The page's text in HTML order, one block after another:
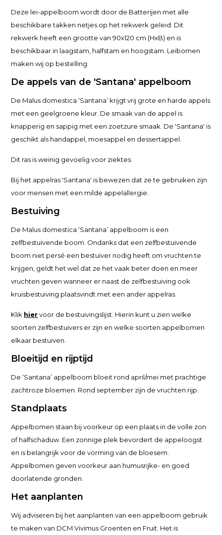
Deze lei-appelboom wordt door de Batterijen met alle
beschikbare takken netjes op het rekwerk geleid. Dit
rekwerk heeft een grootte van 90x120 cm (HxB) en is
beschikbaar in laagstam, halfstam en hoogstam. Leibomen
maken wij op bestelling.
De appels van de 'Santana' appelboom
De Malus domestica ‘Santana’ krijgt vrij grote en harde appels
met een geelgroene kleur. De smaak van de appel is
knapperig en sappig met een zoetzure smaak. De 'Santana' is
geschikt als handappel, moesappel en dessertappel.
Dit ras is weinig gevoelig voor ziektes.
Bij het appelras 'Santana' is bewezen dat ze te gebruiken zijn
voor mensen met een milde appelallergie.
Bestuiving
De Malus domestica ‘Santana’ appelboom is een
zelfbestuivende boom. Ondanks dat een zelfbestuivende
boom niet persé een bestuiver nodig heeft om vruchten te
krijgen, geldt het wel dat ze het vaak beter doen en meer
vruchten geven wanneer er naast de zelfbestuiving ook
kruisbestuiving plaatsvindt met een ander appelras.
Klik hiervoor de bestuivingslijst. Hierin kunt u zien welke
soorten zelfbestuivers er zijn en welke soorten appelbomen
elkaar bestuiven.
Bloeitijd en rijptijd
De ‘Santana’ appelboom bloeit rond april/mei met prachtige
zachtroze bloemen. Rond september zijn de vruchten rijp.
Standplaats
Appelbomen staan bij voorkeur op een plaats in de volle zon
of halfschaduw. Een zonnige plek bevordert de appeloogst
en is belangrijk voor de vorming van de bloesem.
Appelbomen geven voorkeur aan humusrijke- en goed
doorlatende gronden.
Het aanplanten
Wij adviseren bij het aanplanten van een appelboom gebruik
te maken van DCM Vivimus Groenten en Fruit. Het is